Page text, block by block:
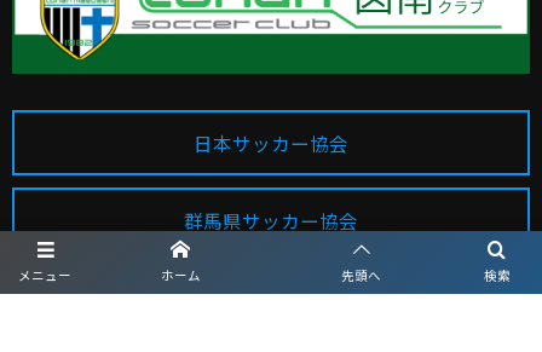
メニュー 検索
ホーム 先頭へ
日本サッカー協会
群馬県サッカー協会
MAP